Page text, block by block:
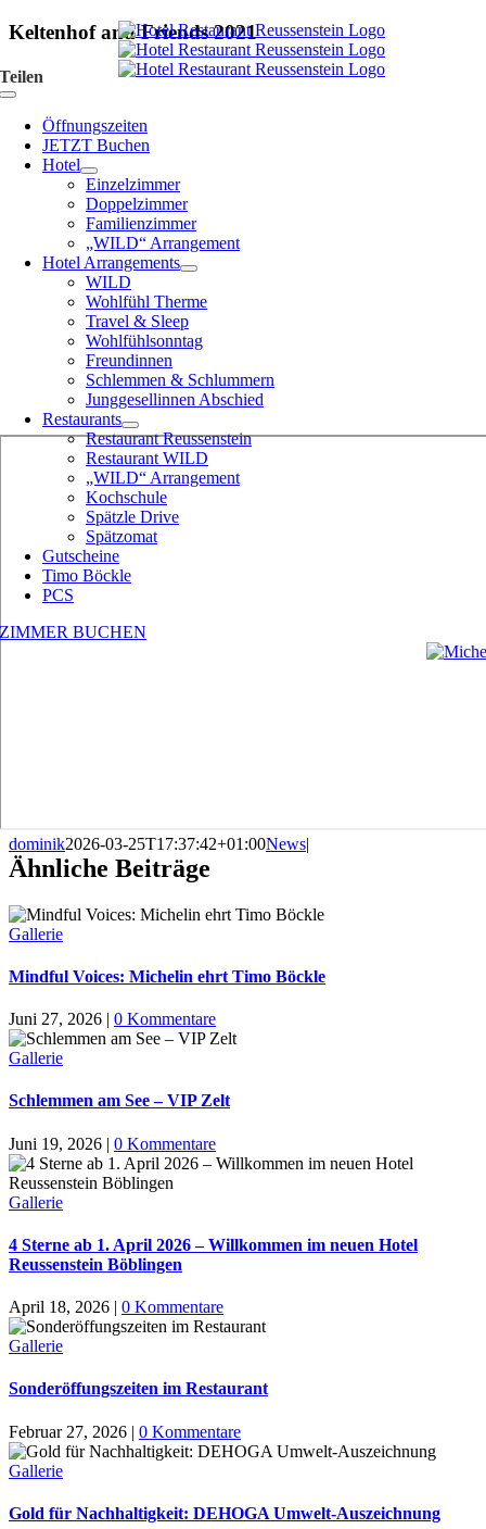
Zum
springen
Toggle
NavigationÖffnungszeiten
JETZT Buchen
Hotel
Einzelzimmer
Doppelzimmer
Familienzimmer
„WILD“ Arrangement
Hotel Arrangements
WILD
Wohlfühl Therme
Travel & Sleep
Wohlfühlsonntag
Freundinnen
Schlemmen & Schlummern
Junggesellinnen Abschied
Restaurants
Restaurant Reussenstein
Restaurant WILD
„WILD“ Arrangement
Kochschule
Spätzle Drive
Spätzomat
Gutscheine
Timo Böckle
PCS
ZIMMER BUCHEN
Keltenhof and Friends 2021
Teilen
dominik2026-03-25T17:37:42+01:00News|
Ähnliche Beiträge
Gallerie
Mindful Voices: Michelin ehrt Timo Böckle
Juni 27, 2026 | 0 Kommentare
Gallerie
Schlemmen am See – VIP Zelt
Juni 19, 2026 | 0 Kommentare
Gallerie
4 Sterne ab 1. April 2026 – Willkommen im neuen Hotel
Reussenstein Böblingen
April 18, 2026 | 0 Kommentare
Gallerie
Sonderöffungszeiten im Restaurant
Februar 27, 2026 | 0 Kommentare
Gallerie
Gold für Nachhaltigkeit: DEHOGA Umwelt-Auszeichnung